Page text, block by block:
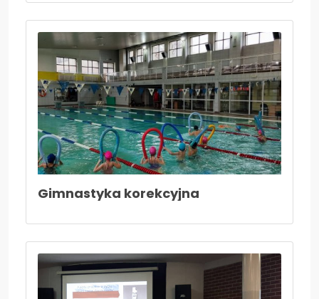
o Ofiarach Holokaustu
Konkurs
Aktualności
Kontakt
Gimnastyka korekcyjna